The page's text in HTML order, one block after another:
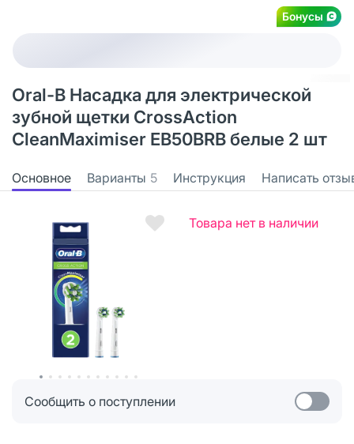
Бонусы
Oral-B Насадка для электрической
зубной щетки CrossAction
CleanMaximiser EB50BRB белые 2 шт
Основное Варианты 5 Инструкция Написать
Товара нет в наличии
Сообщить о поступлении